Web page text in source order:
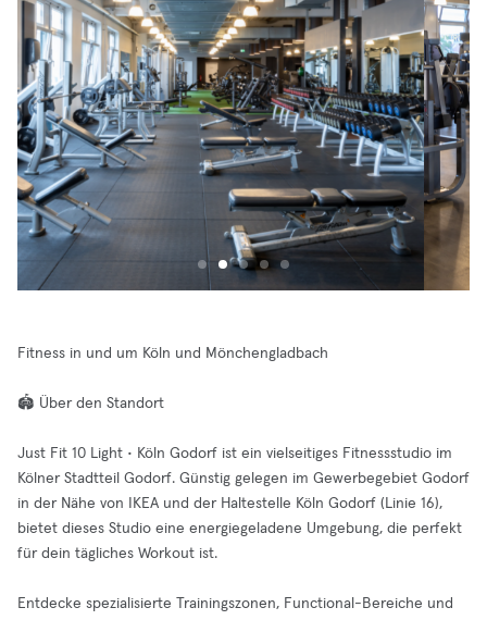
Fitness in und um Köln und Mönchengladbach
🏟️ Über den Standort
Just Fit 10 Light • Köln Godorf ist ein vielseitiges Fitnessstudio im
Kölner Stadtteil Godorf. Günstig gelegen im Gewerbegebiet Godorf
in der Nähe von IKEA und der Haltestelle Köln Godorf (Linie 16),
bietet dieses Studio eine energiegeladene Umgebung, die perfekt
für dein tägliches Workout ist.
Entdecke spezialisierte Trainingszonen, Functional-Bereiche und